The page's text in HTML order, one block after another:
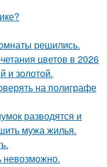
решились.
цветов в 2026
и золотой.
на полиграфе
разводятся и
мужа жилья.
невозможно.